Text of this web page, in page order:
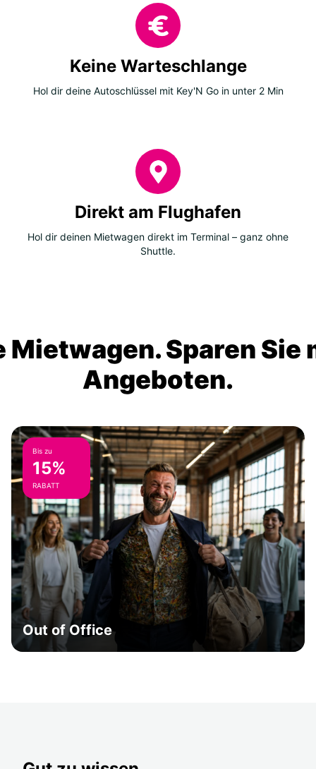
Keine Warteschlange
Hol dir deine Autoschlüssel mit Key'N Go in unter 2 Min
Direkt am Flughafen
Hol dir deinen Mietwagen direkt im Terminal – ganz ohne
Shuttle.
Mietwagen. Sparen Sie
Angeboten.
Bis zu
15%
RABATT
Out of Office